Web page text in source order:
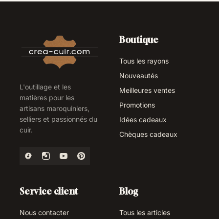
maroquinerie.
Facilité d'Utilisation : Conçus pour les
artisans de tous niveaux.
Durabilité : Outils conçus pour durer et
résister à de nombreuses heures de
travail.
uniques qui rendent vos créations
vraiment personnelles.
écoute.
L'outillage et les
matières pour les
artisans maroquiniers,
selliers et passionnés du
cuir.
Boutique
Tous les rayons
Nouveautés
Meilleures ventes
Promotions
Idées cadeaux
Chèques cadeaux
Service client
Nous contacter
Blog
Tous les articles